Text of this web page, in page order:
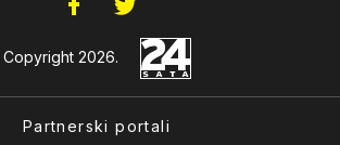
Copyright 2026.
Partnerski portali